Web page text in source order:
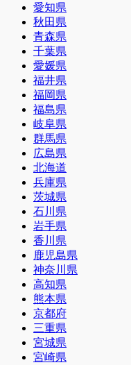
愛知県
秋田県
青森県
千葉県
愛媛県
福井県
福岡県
福島県
岐阜県
群馬県
広島県
北海道
兵庫県
茨城県
石川県
岩手県
香川県
鹿児島県
神奈川県
高知県
熊本県
京都府
三重県
宮城県
宮崎県